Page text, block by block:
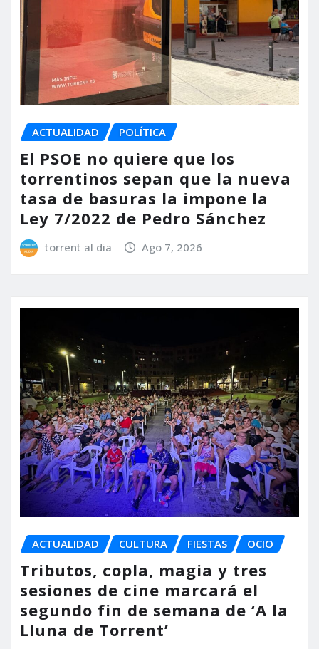
ACTUALIDAD POLÍTICA
El PSOE no quiere que los
torrentinos sepan que la nueva
tasa de basuras la impone la
Ley 7/2022 de Pedro Sánchez
torrent al dia Ago 7, 2026
ACTUALIDAD CULTURA FIESTAS OCIO
Tributos, copla, magia y tres
sesiones de cine marcará el
segundo fin de semana de ‘A la
Lluna de Torrent’